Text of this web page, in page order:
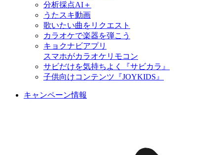
分析採点AI＋
うたスキ動画
歌いたい曲をリクエスト
カラオケで楽器を弾こう
キョクナビアプリ
スマホがカラオケリモコン
サビだけを気持ちよく『サビカラ』
子供向けコンテンツ『JOYKIDS』
キャンペーン情報